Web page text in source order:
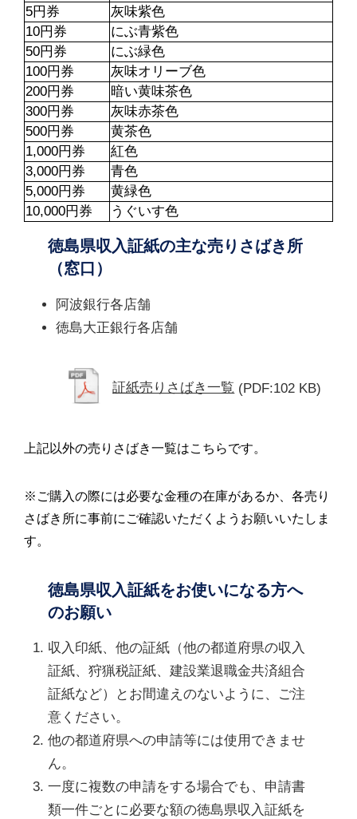
5円券
灰味紫色
10円券
にぶ青紫色
50円券
にぶ緑色
100円券
灰味オリーブ色
200円券
暗い黄味茶色
300円券
灰味赤茶色
500円券
黄茶色
1,000円券
紅色
3,000円券
青色
5,000円券
黄緑色
10,000円券
うぐいす色
徳島県収入証紙の主な売りさばき所
（窓口）
阿波銀行各店舗
徳島大正銀行各店舗
証紙売りさばき一覧 (PDF:102 KB)
上記以外の売りさばき一覧はこちらです。
※ご購入の際には必要な金種の在庫があるか、各売り
さばき所に事前にご確認いただくようお願いいたしま
す。
徳島県収入証紙をお使いになる方へ
のお願い
収入印紙、他の証紙（他の都道府県の収入
証紙、狩猟税証紙、建設業退職金共済組合
証紙など）とお間違えのないように、ご注
意ください。
他の都道府県への申請等には使用できませ
ん。
一度に複数の申請をする場合でも、申請書
類一件ごとに必要な額の徳島県収入証紙を